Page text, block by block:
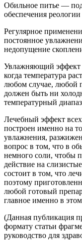
Обильное питье —
обеспечения
Регулярное
постоянное
недопущение
Увлажняющий эффект
когда температура
любом случае, любой
должен быть ни
температурный
Лечебный эффект
построен именно на
увлажнения,
вопрос в том, что в
немного соли, чтобы
действие на
состоит в том, что
поэтому
любой готовый
главное именно в
(Данная публикация
формату статьи
руководство для